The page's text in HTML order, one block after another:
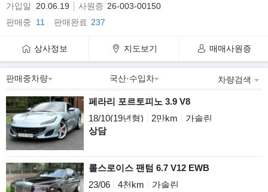
가입일
20.06.19 사원증 26-003-00150
판매중
11 판매완료 237
상사정보 지도보기 매매사원증
차량검색
페라리 포르토피노 3.9 V8
18/10(19년형)
2만km
가솔린
상담
롤스로이스 팬텀 6.7 V12 EWB
23/06
4천km
가솔린